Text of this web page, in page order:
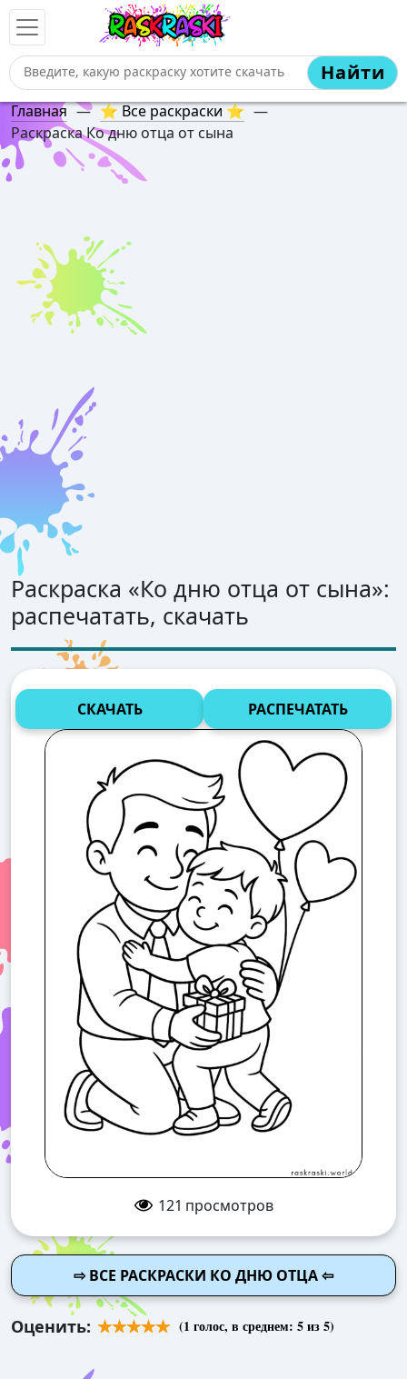
Найти
Главная — ⭐ Все раскраски ⭐ —
Раскраска Ко дню отца от сына
Раскраска «Ко дню отца от сына»:
распечатать, скачать
СКАЧАТЬ РАСПЕЧАТАТЬ
121 просмотров
⇨ ВСЕ РАСКРАСКИ КО ДНЮ ОТЦА ⇦
Оценить: (1 голос, в среднем: 5из 5)